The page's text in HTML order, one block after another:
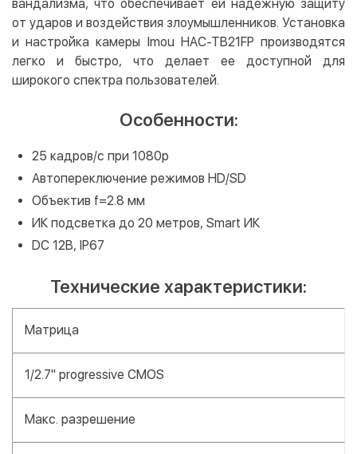
Оплата частями (Приватбанк)
Покупка частями (Монобанк)
вандализма, что обеспечивает ей надежную защиту
от ударов и воздействия злоумышленников. Установка
и настройка камеры Imou HAC-TB21FP производятся
легко и быстро, что делает ее доступной для
широкого спектра пользователей.
Особенности:
25 кадров/с при 1080р
Автопереключение режимов HD/SD
Объектив f=2.8 мм
ИК подсветка до 20 метров, Smart ИК
DC 12В, IP67
Технические характеристики:
Матрица
1/2.7" progressive CMOS
Макс. разрешение